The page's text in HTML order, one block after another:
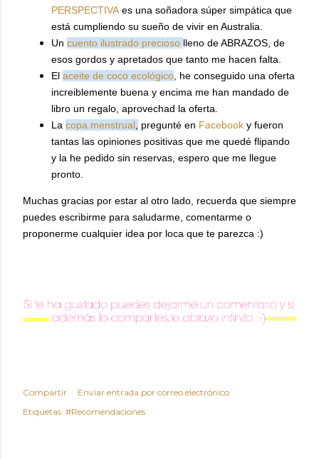
PERSPECTIVA es una soñadora súper simpática que
está cumpliendo su sueño de vivir en Australia.
Un cuento ilustrado precioso lleno de ABRAZOS, de
esos gordos y apretados que tanto me hacen falta.
El aceite de coco ecológico , he conseguido una oferta
increiblemente buena y encima me han mandado de
libro un regalo, aprovechad la oferta.
La copa menstrual pregunté en Facebook y fueron
tantas las opiniones positivas que me quedé flipando
y la he pedido sin reservas, espero que me llegue
pronto.
Muchas gracias por estar al otro lado, recuerda que siempre
puedes escribirme para saludarme, comentarme o
proponerme cualquier idea por loca que te parezca :)
Compartir
Enviar entrada por correo electrónico
Etiquetas: #Recomendaciones